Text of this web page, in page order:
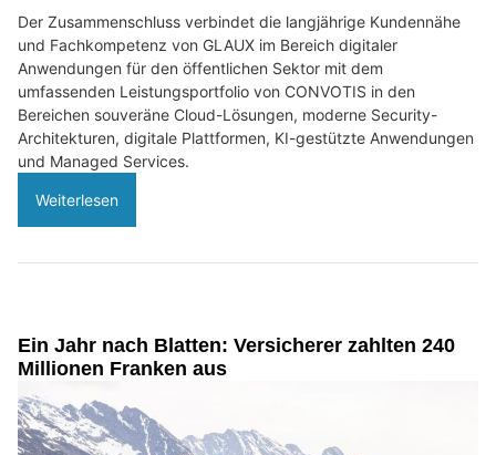
Der Zusammenschluss verbindet die langjährige Kundennähe
und Fachkompetenz von GLAUX im Bereich digitaler
Anwendungen für den öffentlichen Sektor mit dem
umfassenden Leistungsportfolio von CONVOTIS in den
Bereichen souveräne Cloud-Lösungen, moderne Security-
Architekturen, digitale Plattformen, KI-gestützte Anwendungen
und Managed Services.
Weiterlesen
Ein Jahr nach Blatten: Versicherer zahlten 240
Millionen Franken aus